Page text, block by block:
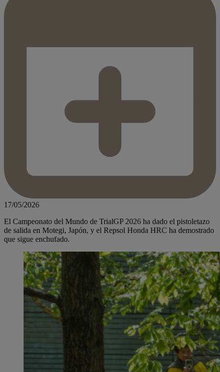
17/05/2026
El Campeonato del Mundo de TrialGP 2026 ha dado el pistoletazo
de salida en Motegi, Japón, y el Repsol Honda HRC ha demostrado
que sigue enchufado.